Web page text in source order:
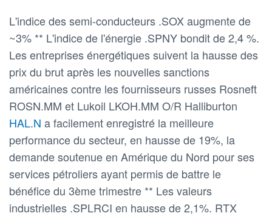
L'indice des semi-conducteurs .SOX augmente de
~3% ** L'indice de l'énergie .SPNY bondit de 2,4 %.
Les entreprises énergétiques suivent la hausse des
prix du brut après les nouvelles sanctions
américaines contre les fournisseurs russes Rosneft
ROSN.MM et Lukoil LKOH.MM O/R Halliburton
HAL.N a facilement enregistré la meilleure
performance du secteur, en hausse de 19%, la
demande soutenue en Amérique du Nord pour ses
services pétroliers ayant permis de battre le
bénéfice du 3ème trimestre ** Les valeurs
industrielles .SPLRCI en hausse de 2,1%. RTX